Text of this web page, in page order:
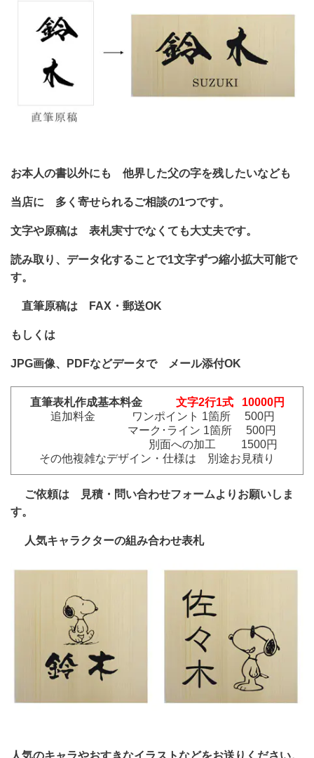
お本人の書以外にも 他界した父の字を残したいなども
当店に 多く寄せられるご相談の1つです。
文字や原稿は 表札実寸でなくても大丈夫です。
読み取り、データ化することで1文字ずつ縮小拡大可能で
す。
直筆原稿は FAX・郵送OK
もしくは
JPG画像、PDFなどデータで メール添付OK
直筆表札作成基本料金 文字2行1式 10000円
追加料金 ワンポイント 1箇所 500円
マーク･ライン 1箇所 500円
別面への加工 1500円
その他複雑なデザイン・仕様は 別途お見積り
ご依頼は 見積・問い合わせフォームよりお願いしま
す。
人気キャラクターの組み合わせ表札